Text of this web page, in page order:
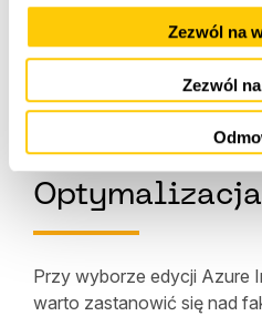
Zezwól na
Zezwól
AIP Premium P1iP2są
do istniejących
365, z cenami
na użytkownika
Przy wyborze edycji Azure
warto zastanowić się nad